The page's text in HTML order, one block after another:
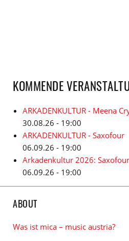
KOMMENDE
ARKADENKULTUR - Meena
30.08.26 - 19:00
ARKADENKULTUR - Saxofour
06.09.26 - 19:00
Arkadenkultur 2026: Saxofour
06.09.26 - 19:00
ABOUT
Was ist mica – music austria?